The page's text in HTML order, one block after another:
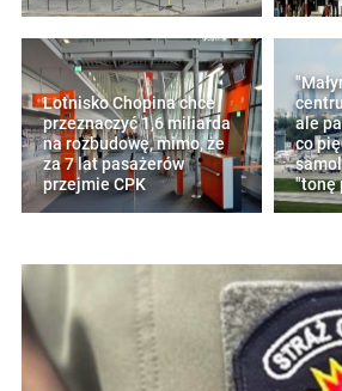
Lotnisko Chopina chce
przeznaczyć 1,6 miliarda
na rozbudowę, mimo, że
za 7 lat pasażerów
przejmie CPK
ale
co
"tonę